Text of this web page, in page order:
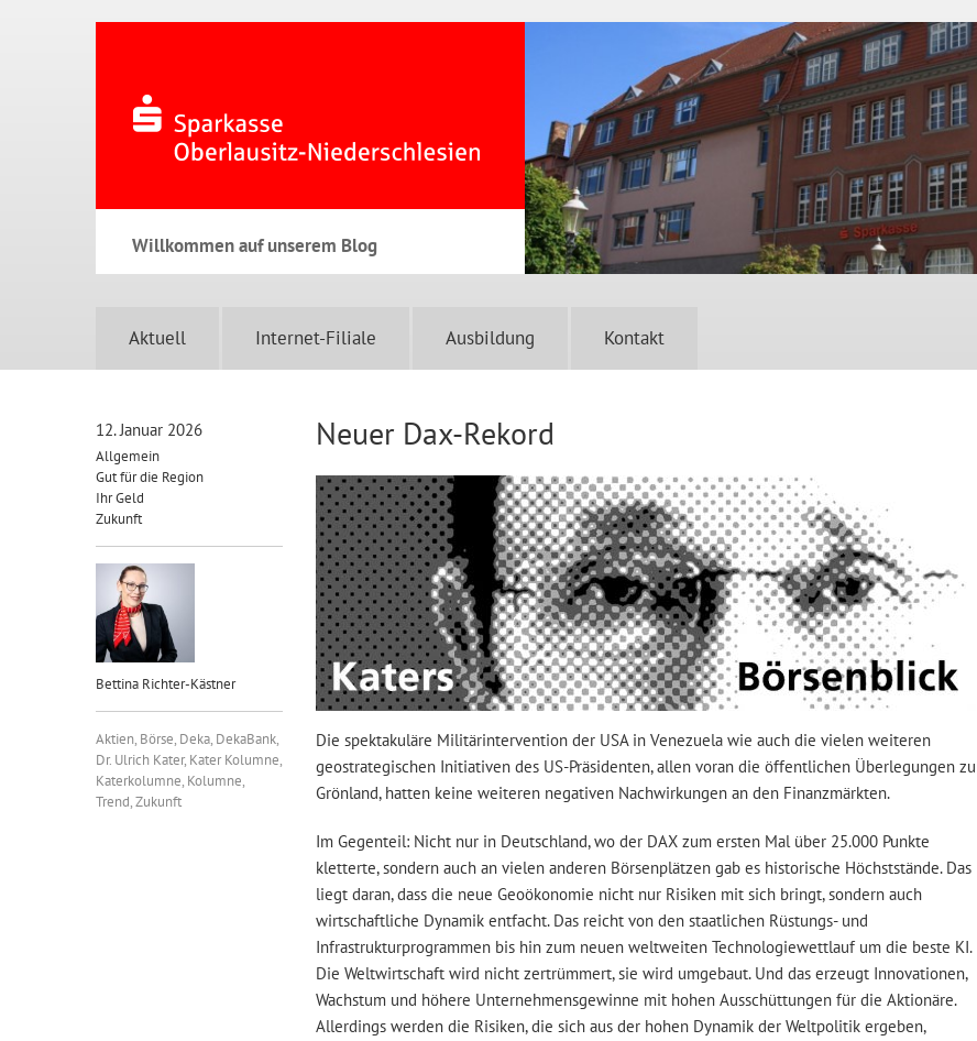
Willkommen auf unserem Blog
Aktuell Internet-Filiale Ausbildung Kontakt
12. Januar 2026
Allgemein
Gut für die Region
Ihr Geld
Zukunft
Bettina Richter-Kästner
Aktien, Börse, Deka, DekaBank,
Dr. Ulrich Kater, Kater Kolumne,
Katerkolumne, Kolumne,
Trend,Zukunft
Neuer Dax-Rekord
Die spektakuläre Militärintervention der USA in Venezuela wie auch die vielen weiteren
geostrategischen Initiativen des US-Präsidenten, allen voran die öffentlichen Überlegungen zu
Grönland, hatten keine weiteren negativen Nachwirkungen an den Finanzmärkten.
Im Gegenteil: Nicht nur in Deutschland, wo der DAX zum ersten Mal über 25.000 Punkte
kletterte, sondern auch an vielen anderen Börsenplätzen gab es historische Höchststände. Das
liegt daran, dass die neue Geoökonomie nicht nur Risiken mit sich bringt, sondern auch
wirtschaftliche Dynamik entfacht. Das reicht von den staatlichen Rüstungs- und
Infrastrukturprogrammen bis hin zum neuen weltweiten Technologiewettlauf um die beste KI.
Die Weltwirtschaft wird nicht zertrümmert, sie wird umgebaut. Und das erzeugt Innovationen,
Wachstum und höhere Unternehmensgewinne mit hohen Ausschüttungen für die Aktionäre.
Allerdings werden die Risiken, die sich aus der hohen Dynamik der Weltpolitik ergeben,